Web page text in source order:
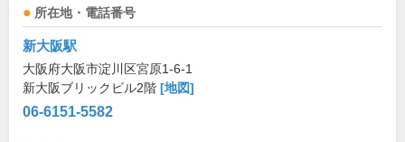
所在地・電話番号
新大阪駅
大阪府大阪市淀川区宮原1-6-1
新大阪ブリックビル2階 [地図]
06-6151-5582